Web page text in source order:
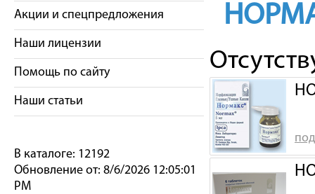
Акции и спецпредложения
Наши лицензии
Помощь по сайту
Наши статьи
В каталоге: 12192
Обновление от: 8/6/2026 12:05:01
PM